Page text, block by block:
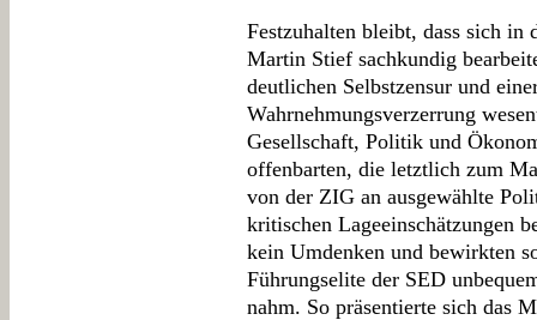
Festzuhalten bleibt, dass sich
Martin Stief sachkundig
deutlichen Selbstzensur und
Wahrnehmungsverzerrung
Gesellschaft, Politik und
offenbarten, die letztlich zum
von der ZIG an ausgewählte
kritischen Lageeinschätzungen
kein Umdenken und bewirkten
Führungselite der SED
nahm. So präsentierte sich das